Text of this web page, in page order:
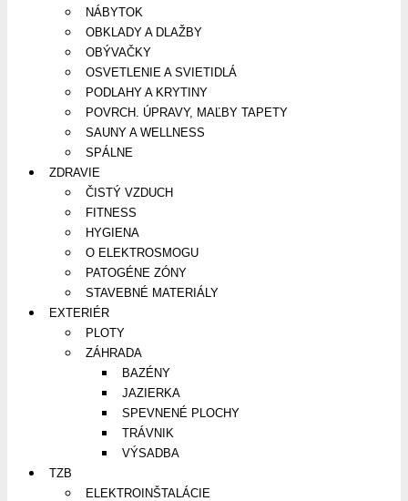
NÁBYTOK
OBKLADY A DLAŽBY
OBÝVAČKY
OSVETLENIE A SVIETIDLÁ
PODLAHY A KRYTINY
POVRCH. ÚPRAVY, MAĽBY TAPETY
SAUNY A WELLNESS
SPÁLNE
ZDRAVIE
ČISTÝ VZDUCH
FITNESS
HYGIENA
O ELEKTROSMOGU
PATOGÉNE ZÓNY
STAVEBNÉ MATERIÁLY
EXTERIÉR
PLOTY
ZÁHRADA
BAZÉNY
JAZIERKA
SPEVNENÉ PLOCHY
TRÁVNIK
VÝSADBA
TZB
ELEKTROINŠTALÁCIE